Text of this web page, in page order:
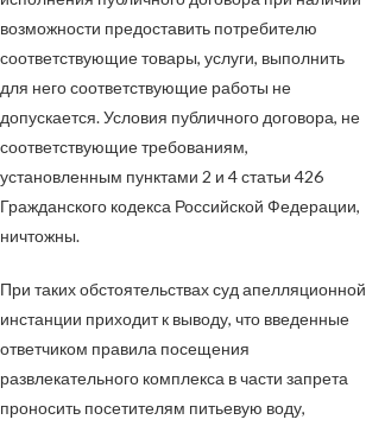
возможности предоставить потребителю
соответствующие товары, услуги, выполнить
для него соответствующие работы не
допускается. Условия публичного договора, не
соответствующие требованиям,
установленным пунктами 2 и 4 статьи 426
Гражданского кодекса Российской Федерации,
ничтожны.
При таких обстоятельствах суд апелляционной
инстанции приходит к выводу, что введенные
ответчиком правила посещения
развлекательного комплекса в части запрета
проносить посетителям питьевую воду,